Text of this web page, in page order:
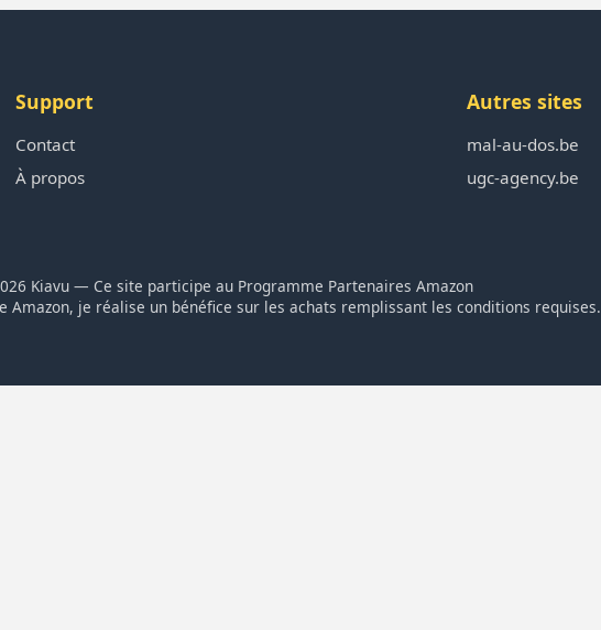
Support
Contact
À propos
Autres sites
mal-au-dos.be
ugc-agency.be
Kiavu — Ce site participe au Programme Partenaires Amazon
Amazon, je réalise un bénéfice sur les achats remplissant les conditions requises.